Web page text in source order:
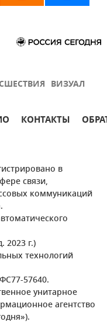
ВИЗУАЛ
КОНТАКТЫ
в
связи,
коммуникаций
2023 г.)
технологий
57640.
унитарное
агентство